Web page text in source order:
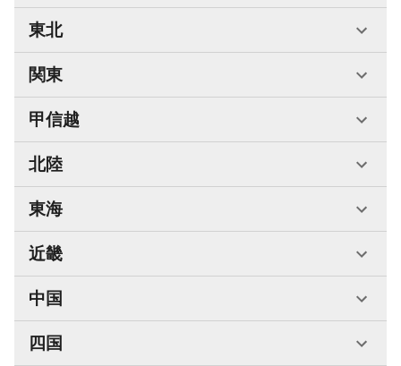
東北
関東
甲信越
北陸
東海
近畿
中国
四国